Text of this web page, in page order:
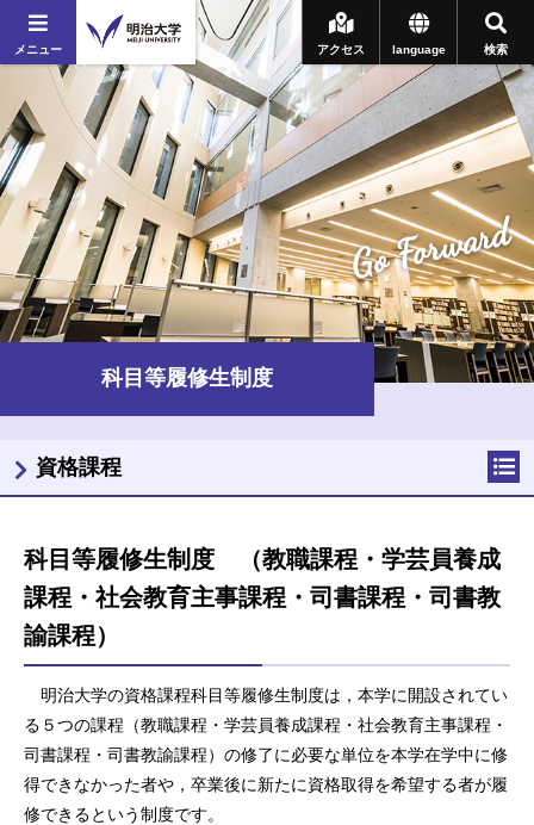
メニュー 検索
language
アクセス
Go Forward
科目等履修生制度
科目等履修生制度 （教職課程・学芸員養成
課程・社会教育主事課程・司書課程・司書教
諭課程）
明治大学の資格課程科目等履修生制度は，本学に開設されてい
る５つの課程（教職課程・学芸員養成課程・社会教育主事課程・
司書課程・司書教諭課程）の修了に必要な単位を本学在学中に修
得できなかった者や，卒業後に新たに資格取得を希望する者が履
修できるという制度です。
資格課程